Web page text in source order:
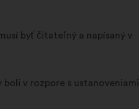
byť čitateľný a napísaný v
boli v rozpore s